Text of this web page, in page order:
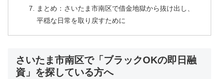
まとめ：さいたま市南区で借金地獄から抜け出し、
平穏な日常を取り戻すために
さいたま市南区で「ブラックOKの即日融
資」を探している方へ